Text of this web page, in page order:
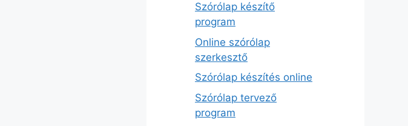
Szórólap készítő
program
Online szórólap
szerkesztő
Szórólap készítés online
Szórólap tervező
program